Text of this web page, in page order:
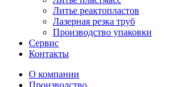
Литье реактопластов
Лазерная резка труб
Производство упаковки
Сервис
Контакты
О компании
Производство